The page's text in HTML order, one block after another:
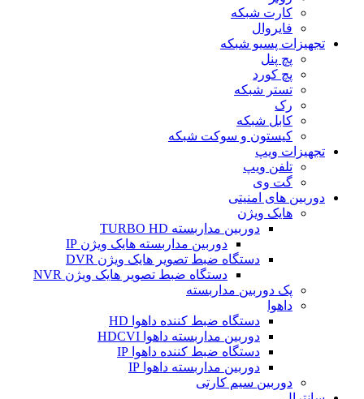
کارت شبکه
فایروال
تجهیزات پسیو شبکه
پچ پنل
پچ کورد
تستر شبکه
رک
کابل شبکه
کیستون و سوکت شبکه
تجهیزات ویپ
تلفن ویپ
گت وی
دوربین های امنیتی
هایک ویژن
دوربین مداربسته TURBO HD
دوربین مداربسته هایک ویژن IP
دستگاه ضبط تصویر هایک ویژن DVR
دستگاه ضبط تصویر هایک ویژن NVR
پک دوربین مداربسته
داهوا
دستگاه ضبط کننده داهوا HD
دوربین مداربسته داهوا HDCVI
دستگاه ضبط کننده داهوا IP
دوربین مداربسته داهوا IP
دوربین سیم کارتی